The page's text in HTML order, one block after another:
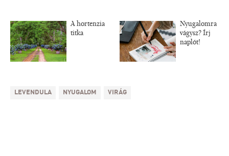
A hortenzia
titka
Nyugalomra
vágysz? Írj
naplót!
LEVENDULA NYUGALOM VIRÁG